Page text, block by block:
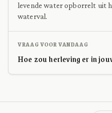
levende water opborrelt uit
waterval.
VRAAG VOOR VANDAAG
Hoe zou herleving er in